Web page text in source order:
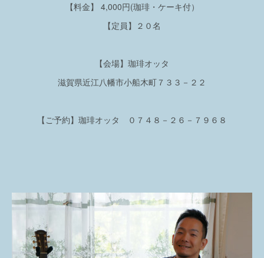
【料金】 4,000円(珈琲・ケーキ付）
【定員】２０名
【会場】珈琲オッタ
滋賀県近江八幡市小船木町７３３－２２
【ご予約】珈琲オッタ ０７４８－２６－７９６８